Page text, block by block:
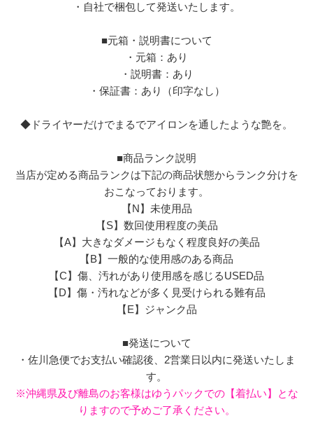
・自社で梱包して発送いたします。
■元箱・説明書について
・元箱：あり
・説明書：あり
・保証書：あり（印字なし）
◆ドライヤーだけでまるでアイロンを通したような艶を。
■商品ランク説明
当店が定める商品ランクは下記の商品状態からランク分けを
おこなっております。
【N】未使用品
【S】数回使用程度の美品
【A】大きなダメージもなく程度良好の美品
【B】一般的な使用感のある商品
【C】傷、汚れがあり使用感を感じるUSED品
【D】傷・汚れなどが多く見受けられる難有品
【E】ジャンク品
■発送について
・佐川急便でお支払い確認後、2営業日以内に発送いたしま
す。
※沖縄県及び離島のお客様はゆうパックでの【着払い】とな
りますので予めご了承ください。